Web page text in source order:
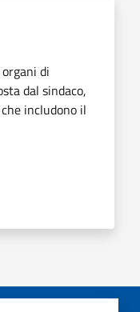
di
dal sindaco,
includono il